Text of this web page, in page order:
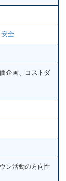
安全
企画、コストダ
ン活動の方向性